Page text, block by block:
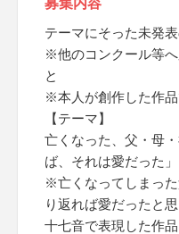
募集内容
テーマにそった未発
※他のコンクール等
と
※本人が創作した作品
【テーマ】
亡くなった、父・母
ば、それは愛だった」
※亡くなってしまっ
り返れば愛だったと
十七音で表現した作品